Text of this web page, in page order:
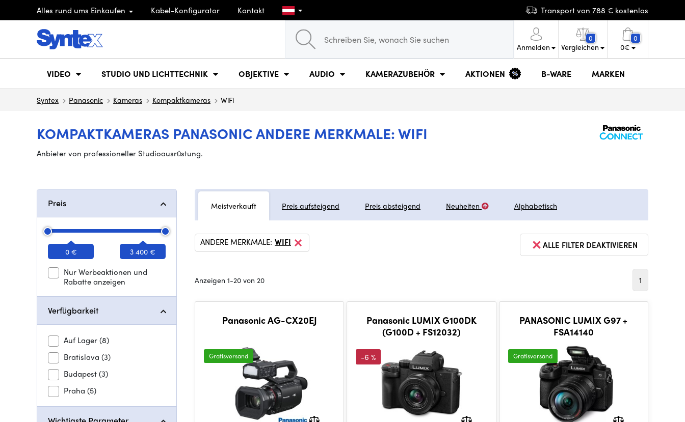
Alles rund ums Einkaufen Kabel-Konfigurator Kontakt Transport von 788 € kostenlos
Anmelden
0
Vergleichen
0
0€
VIDEO STUDIO UND LICHTTECHNIK OBJEKTIVE AUDIO KAMERAZUBEHÖR AKTIONEN B-WARE MARKEN
Syntex Panasonic Kameras Kompaktkameras WiFi
KOMPAKTKAMERAS PANASONIC ANDERE MERKMALE: WIFI
Anbieter von professioneller Studioausrüstung.
Preis
0 € 3 400 €
Nur Werbeaktionen und
Rabatte anzeigen
Verfügbarkeit
Auf Lager(8)
Bratislava (3)
Budapest(3)
Praha (5)
Meistverkauft Preis aufsteigend Preis absteigend Neuheiten Alphabetisch
ALLE FILTER DEAKTIVIEREN
ANDERE MERKMALE: WIFI
Anzeigen 1-20 von 20 1
Panasonic AG-CX20EJ
Gratisversand
Panasonic LUMIX G100DK
(G100D + FS12032)
-6 %
PANASONIC LUMIX G97 +
FSA14140
Gratisversand